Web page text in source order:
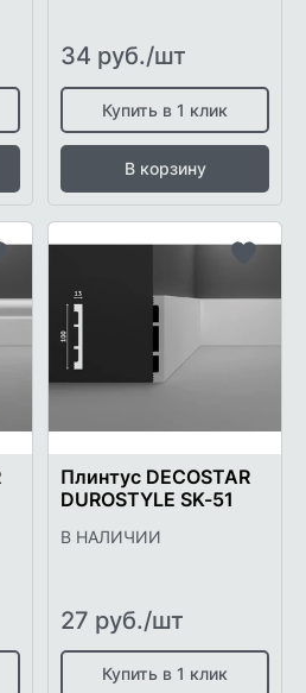
34 руб./шт
Купить в 1 клик
В корзину
желаемого
Плинтус DECOSTAR
DUROSTYLE SK-51
В НАЛИЧИИ
27 руб./шт
Купить в 1 клик